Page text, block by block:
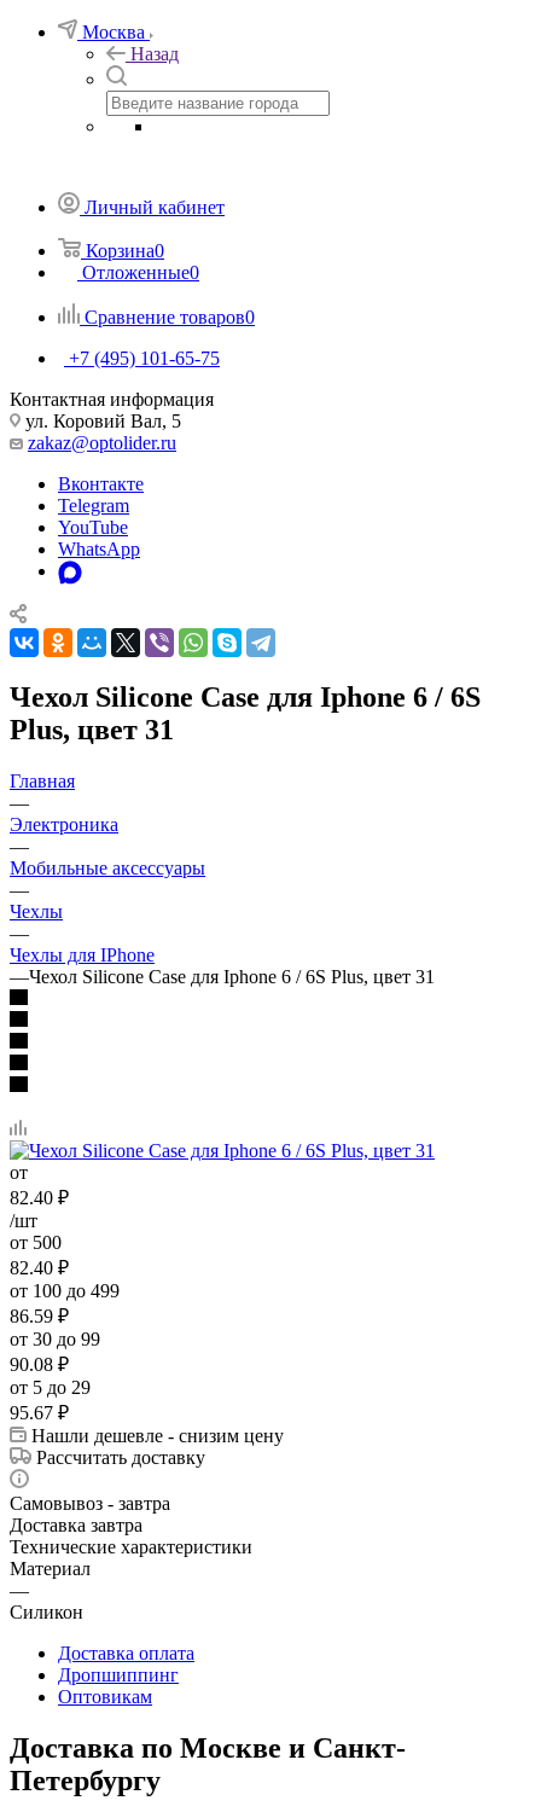
Москва
Назад
Личный кабинет
Корзина0
Отложенные0
Сравнение товаров0
+7 (495) 101-65-75
Контактная информация
ул. Коровий Вал, 5
zakaz@optolider.ru
Вконтакте
Telegram
YouTube
WhatsApp
Чехол Silicone Case для Iphone 6 / 6S
Plus, цвет 31
Главная
—
Электроника
—
Мобильные аксессуары
—
Чехлы
—
Чехлы для IPhone
—Чехол Silicone Case для Iphone 6 / 6S Plus, цвет 31
от
82.40 ₽
/шт
от 500
82.40 ₽
от 100 до 499
86.59 ₽
от 30 до 99
90.08 ₽
от 5 до 29
95.67 ₽
Нашли дешевле - снизим цену
Рассчитать доставку
Самовывоз - завтра
Доставка завтра
Технические характеристики
Материал
—
Силикон
Доставка оплата
Дропшиппинг
Оптовикам
Доставка по Москве и Санкт-
Петербургу